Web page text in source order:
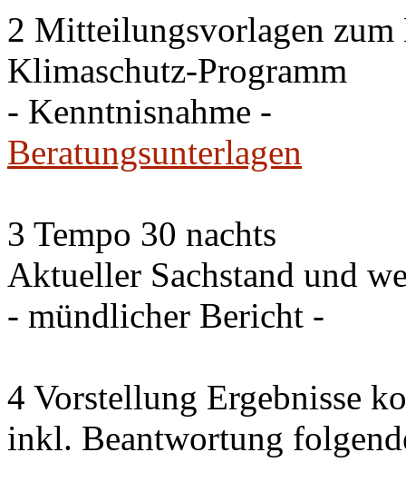
2 Mitteilungsvorlagen zum
Klimaschutz-Programm
- Kenntnisnahme -
Beratungsunterlagen
3 Tempo 30 nachts
Aktueller Sachstand und
- mündlicher Bericht -
4 Vorstellung Ergebnisse
inkl. Beantwortung